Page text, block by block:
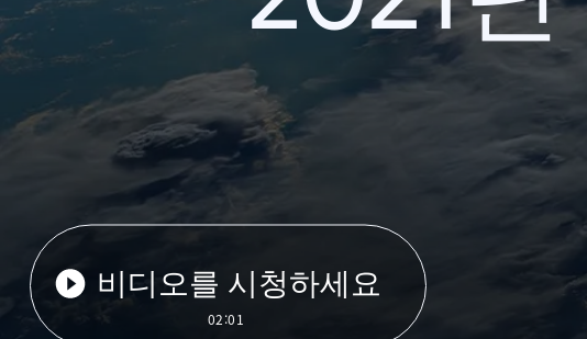
비디오를 시청하세요
02:01